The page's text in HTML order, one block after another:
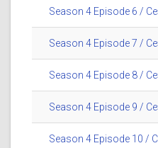
Season 4 Episode 6 /
Season 4 Episode 7 /
Season 4 Episode 8 /
Season 4 Episode 9 /
Season 4 Episode 10 /